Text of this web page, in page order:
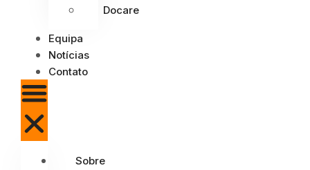
Docare
Equipa
Notícias
Contato
Sobre